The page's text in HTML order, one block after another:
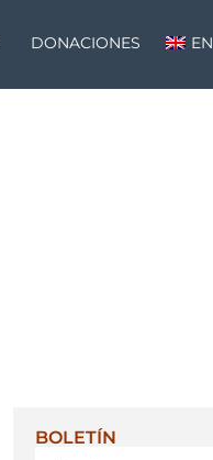
DONACIONES EN
BOLETÍN